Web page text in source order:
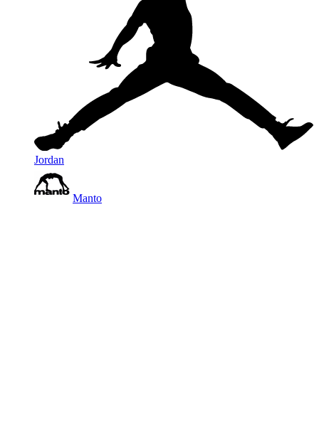
Jordan
Manto